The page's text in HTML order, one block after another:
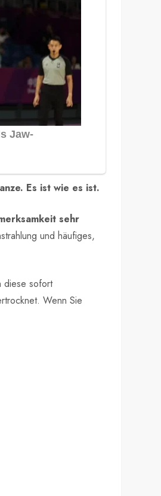
Es ist wie es ist.
sehr
und häufiges,
diese sofort
Wenn Sie